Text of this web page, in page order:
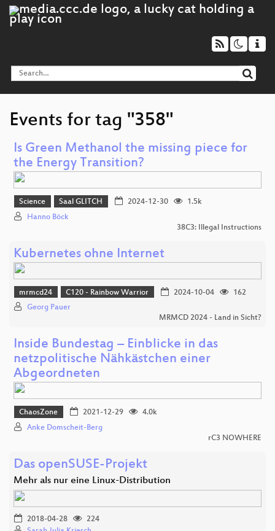
Events for tag "358"
Is Green Methanol the missing piece for
the Energy Transition?
Science Saal GLITCH 2024-12-30
1.5k
Hanno Böck
38C3: Illegal Instructions
Kubernetes ohne Internet
mrmcd24 C120 - Rainbow Warrior 2024-10-04
162
Georg Pauer
MRMCD 2024 - Land in Sicht?
Inside Bundestag – Einblicke in das
netzpolitische Nähkästchen einer
Abgeordneten
ChaosZone 2021-12-29
4.0k
Anke Domscheit-Berg
rC3 NOWHERE
Das openSUSE-Projekt
Mehr als nur eine Linux-Distribution
2018-04-28
224